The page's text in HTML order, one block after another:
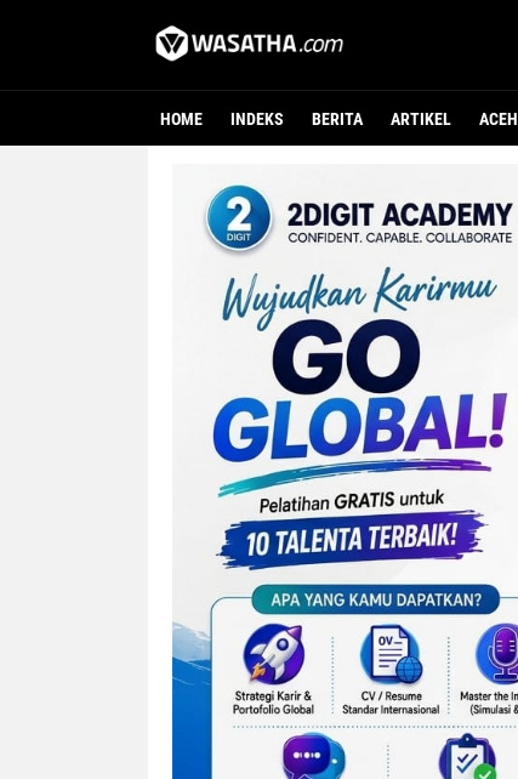
HOME INDEKS BERITA ARTIKEL ACEH